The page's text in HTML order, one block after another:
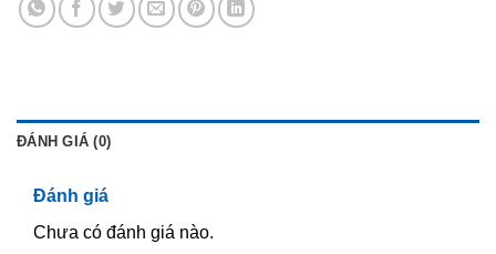
ĐÁNH GIÁ (0)
Đánh giá
Chưa có đánh giá nào.